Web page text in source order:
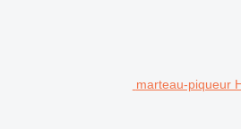
marteau-piqueur